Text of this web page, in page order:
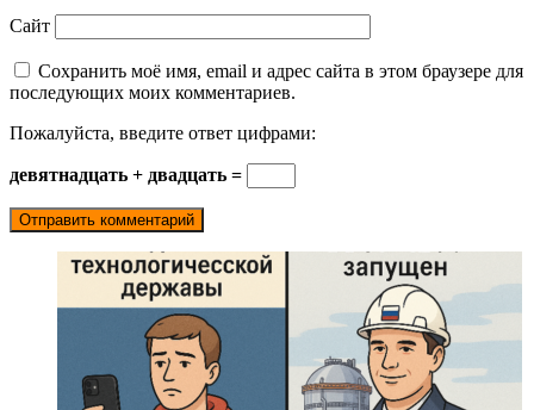
Сайт
Сохранить моё имя, email и адрес сайта в этом браузере для
последующих моих комментариев.
Пожалуйста, введите ответ цифрами:
девятнадцать + двадцать =